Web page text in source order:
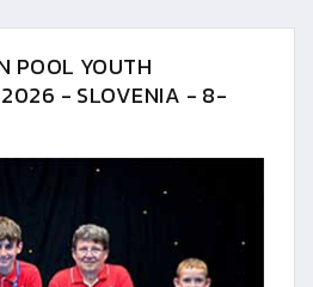
POOL YOUTH
2026 - SLOVENIA - 8-